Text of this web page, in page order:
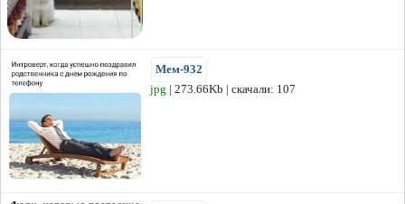
Мем-932
jpg | 273.66Kb | скачали: 107